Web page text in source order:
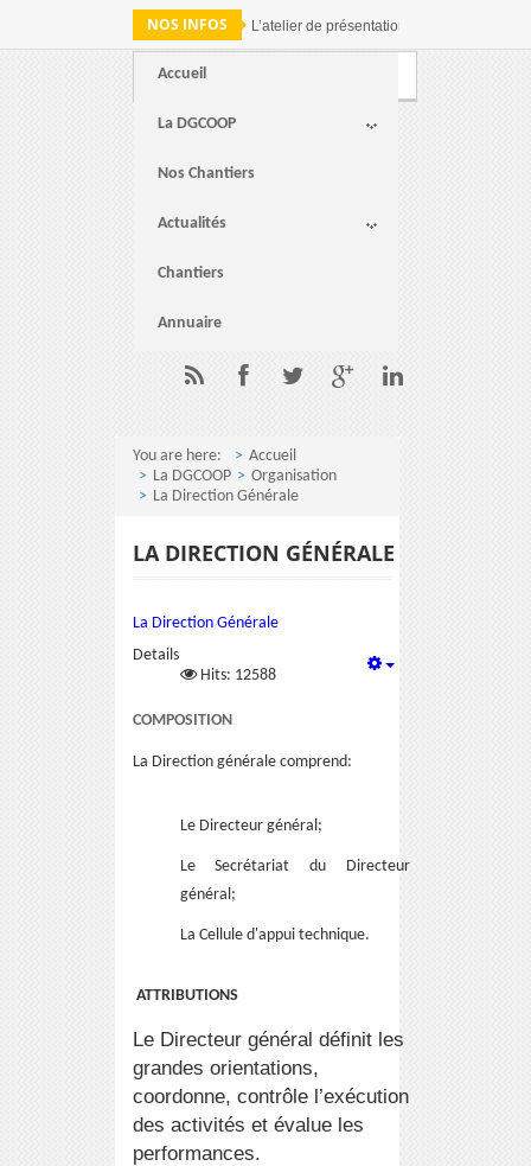
NOS INFOS L’atelier de présentation des résultats de
Accueil
La DGCOOP
Nos Chantiers
Actualités
Chantiers
Annuaire
You are here:
Accueil
La DGCOOP
Organisation
La Direction Générale
LA DIRECTION GÉNÉRALE
La Direction Générale
Details
Hits: 12588
COMPOSITION
La Direction générale comprend:
Le Directeur général;
Le Secrétariat du Directeur
général;
La Cellule d'appui technique.
ATTRIBUTIONS
Le Directeur général définit les
grandes orientations,
coordonne, contrôle l’exécution
des activités et évalue les
performances.